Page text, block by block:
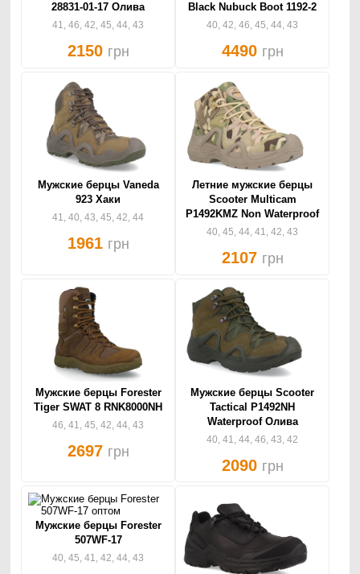
28831-01-17 Олива
41, 46, 42, 45, 44, 43
2150 грн
Black Nubuck Boot 1192-2
40, 42, 46, 45, 44, 43
4490 грн
Мужские берцы Vaneda
923 Хаки
41, 40, 43, 45, 42, 44
1961 грн
Летние мужские берцы
Scooter Multicam
P1492KMZ Non Waterproof
40, 45, 44, 41, 42, 43
2107 грн
Мужские берцы Forester
Tiger SWAT 8 RNK8000NH
46, 41, 45, 42, 44, 43
2697 грн
Мужские берцы Scooter
Tactical P1492NH
Waterproof Олива
40, 41, 44, 46, 43, 42
2090 грн
Мужские берцы Forester
507WF-17
40, 45, 41, 42, 44, 43